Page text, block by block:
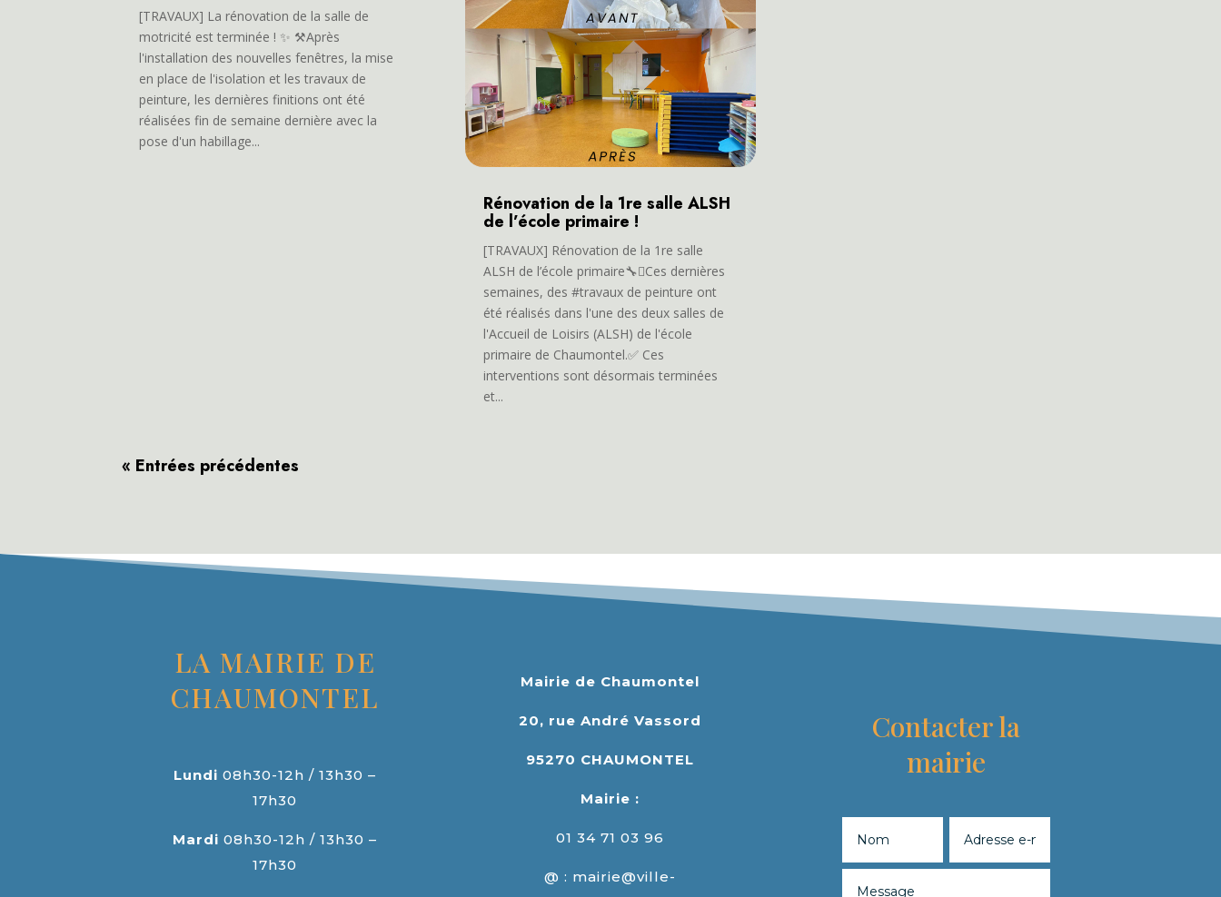
[TRAVAUX] La rénovation de la salle de
motricité est terminée ! ✨ ⚒️Après
l'installation des nouvelles fenêtres, la mise
en place de l'isolation et les travaux de
peinture, les dernières finitions ont été
réalisées fin de semaine dernière avec la
pose d'un habillage...
Rénovation de la 1re salle ALSH
de l’école primaire !
[TRAVAUX] Rénovation de la 1re salle
ALSH de l’école primaire🔧🫟Ces dernières
semaines, des #travaux de peinture ont
été réalisés dans l'une des deux salles de
l'Accueil de Loisirs (ALSH) de l'école
primaire de Chaumontel.✅ Ces
interventions sont désormais terminées
et...
« Entrées précédentes
LA MAIRIE DE
CHAUMONTEL
Lundi 08h30-12h / 13h30 –
17h30
Mardi08h30-12h / 13h30 –
17h30
Mairie de Chaumontel
20, rue André Vassord
95270 CHAUMONTEL
Mairie :
01 34 71 03 96
@ : mairie@ville-
Contacter la
mairie